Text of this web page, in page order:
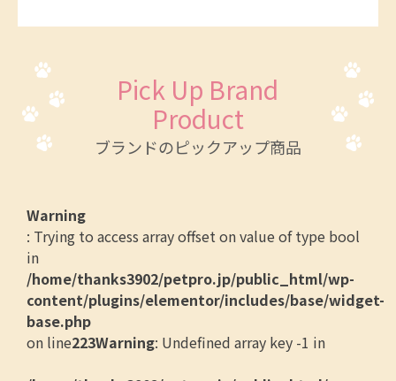
Pick Up Brand
Product
ブランドのピックアップ商品
Warning
: Trying to access array offset on value of type bool
in
/home/thanks3902/petpro.jp/public_html/wp-
content/plugins/elementor/includes/base/widget-
base.php
on line223Warning: Undefined array key -1 in